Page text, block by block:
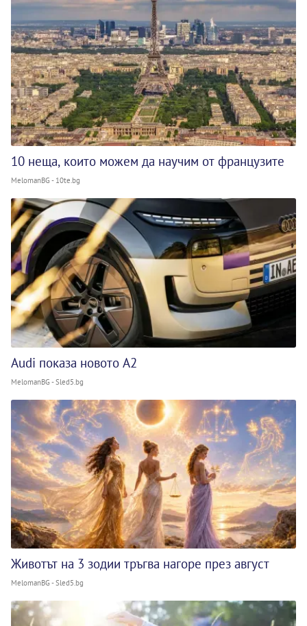
10 неща, които можем да научим от французите
MelomanBG - 10te.bg
Audi показа новото A2
MelomanBG - Sled5.bg
Животът на 3 зодии тръгва нагоре през август
MelomanBG - Sled5.bg